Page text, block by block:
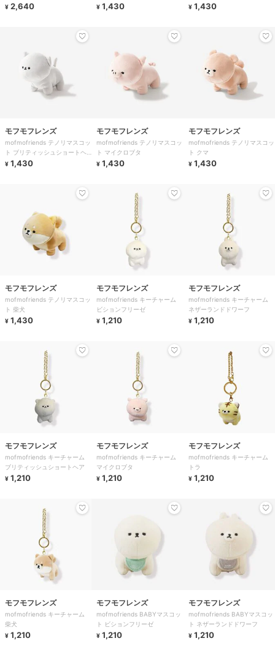
¥ 2,640
¥ 1,430
¥ 1,430
モフモフレンズ
mofmofriends テノリマスコッ
ト ブリティッシュショートヘ
ア
¥ 1,430
モフモフレンズ
mofmofriends テノリマスコッ
ト マイクロブタ
¥ 1,430
モフモフレンズ
mofmofriends テノリマスコッ
ト クマ
¥ 1,430
モフモフレンズ
mofmofriends テノリマスコッ
ト 柴犬
¥ 1,430
モフモフレンズ
mofmofriends キーチャーム
ビションフリーゼ
¥ 1,210
モフモフレンズ
mofmofriends キーチャーム
ネザーランドドワーフ
¥ 1,210
モフモフレンズ
mofmofriends キーチャーム
ブリティッシュショートヘア
¥ 1,210
モフモフレンズ
mofmofriends キーチャーム
マイクロブタ
¥ 1,210
モフモフレンズ
mofmofriends キーチャーム
トラ
¥ 1,210
モフモフレンズ
mofmofriends キーチャーム
柴犬
¥ 1,210
モフモフレンズ
mofmofriends BABYマスコッ
ト ビションフリーゼ
¥ 1,210
モフモフレンズ
mofmofriends BABYマスコッ
ト ネザーランドドワーフ
¥ 1,210